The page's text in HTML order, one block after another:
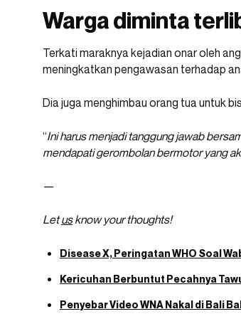
Warga diminta
Terkati maraknya kejadian onar oleh
meningkatkan pengawasan terhadap
Dia juga menghimbau orang tua untuk
“Ini harus menjadi tanggung jawab
mendapati gerombolan bermotor yang
—
Letusknow your thoughts!
Disease X, Peringatan WHO Soal
Kericuhan Berbuntut Pecahnya
Penyebar Video WNA Nakal di Bali